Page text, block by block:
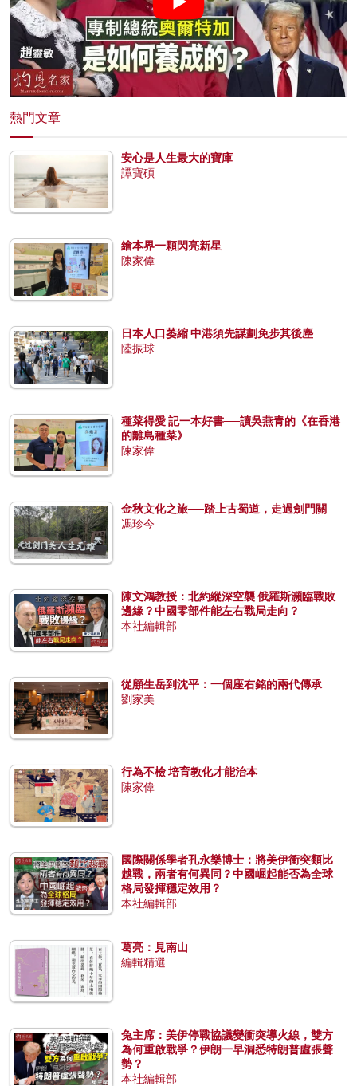
熱門文章
安心是人生最大的寶庫
譚寶碩
繪本界一顆閃亮新星
陳家偉
日本人口萎縮 中港須先謀劃免步其後塵
陸振球
種菜得愛 記一本好書──讀吳燕青的《在香港
的離島種菜》
陳家偉
金秋文化之旅──踏上古蜀道，走過劍門關
馮珍今
陳文鴻教授：北約縱深空襲 俄羅斯瀕臨戰敗
邊緣？中國零部件能左右戰局走向？
本社編輯部
從顧生岳到沈平：一個座右銘的兩代傳承
劉家美
行為不檢 培育教化才能治本
陳家偉
國際關係學者孔永樂博士：將美伊衝突類比
越戰，兩者有何異同？中國崛起能否為全球
格局發揮穩定效用？
本社編輯部
葛亮：見南山
編輯精選
兔主席：美伊停戰協議變衝突導火線，雙方
為何重啟戰爭？伊朗一早洞悉特朗普虛張聲
勢？
本社編輯部